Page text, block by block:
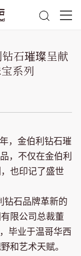
石璀璨呈献
系列
，金伯利钻石璀
，不仅在金伯利
也印记了盛世
钻石品牌革新的
限公司总裁董
毕业于温哥华西
和艺术天赋。